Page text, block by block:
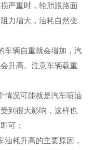
严重时，轮胎跟路面
力增大，油耗自然变
车辆自重就会增加，汽
升高。注意车辆载重
情况可能就是汽车喷油
到很大影响，这样也
可；
耗升高的主要原因，